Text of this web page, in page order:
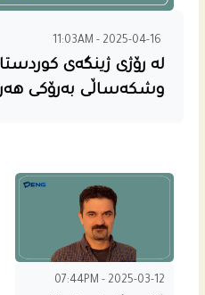
11:03AM - 2025-04-16
لە رۆژی ژینگەى
وشکەساڵى بەرۆکى
07:44PM - 2025-03-12